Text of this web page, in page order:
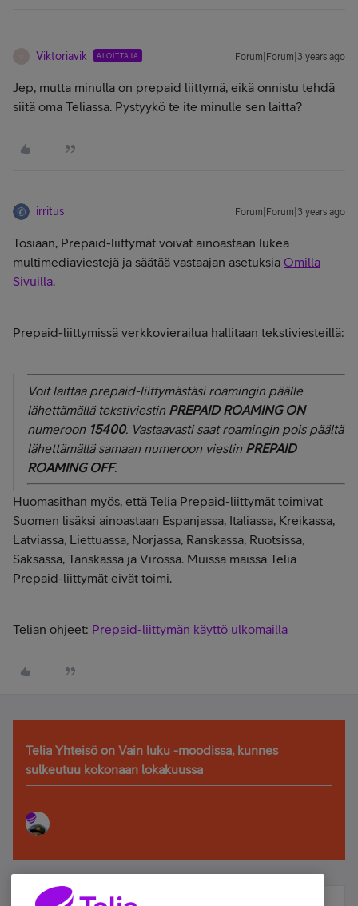
Viktoriavik ALOITTAJA Forum|Forum|3 years ago
Jep, mutta minulla on prepaid liittymä, eikä onnistu tehdä
siitä oma Teliassa. Pystyykö te ite minulle sen laitta?
irritus Forum|Forum|3 years ago
Tosiaan, Prepaid-liittymät voivat ainoastaan lukea
multimediaviestejä ja säätää vastaajan asetuksia Omilla
Sivuilla.
Prepaid-liittymissä verkkovierailua hallitaan tekstiviesteillä:
Voit laittaa prepaid-liittymästäsi roamingin päälle
lähettämällä tekstiviestin PREPAID ROAMING ON
numeroon 15400. Vastaavasti saat roamingin pois päältä
lähettämällä samaan numeroon viestin PREPAID
ROAMING OFF.
Huomasithan myös, että Telia Prepaid-liittymät toimivat
Suomen lisäksi ainoastaan Espanjassa, Italiassa, Kreikassa,
Latviassa, Liettuassa, Norjassa, Ranskassa, Ruotsissa,
Saksassa, Tanskassa ja Virossa. Muissa maissa Telia
Prepaid-liittymät eivät toimi.
Telian ohjeet: Prepaid-liittymän käyttö ulkomailla
Telia Yhteisö on Vain luku -moodissa, kunnes
sulkeutuu kokonaan lokakuussa